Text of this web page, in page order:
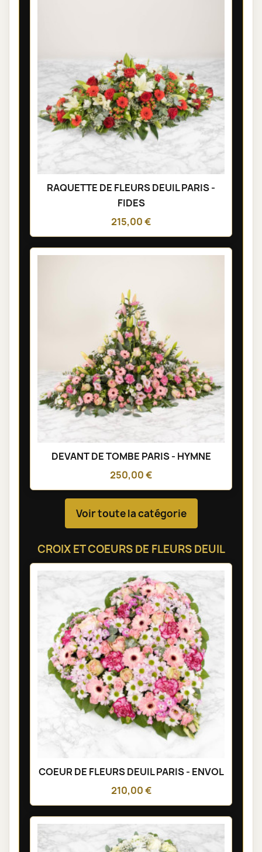
RAQUETTE DE FLEURS DEUIL PARIS -
FIDES
215,00 €
DEVANT DE TOMBE PARIS - HYMNE
250,00 €
Voir toute la catégorie
CROIX ET COEURS DE FLEURS DEUIL
COEUR DE FLEURS DEUIL PARIS - ENVOL
210,00 €